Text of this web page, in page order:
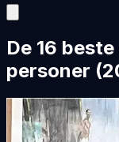
De 16
personer